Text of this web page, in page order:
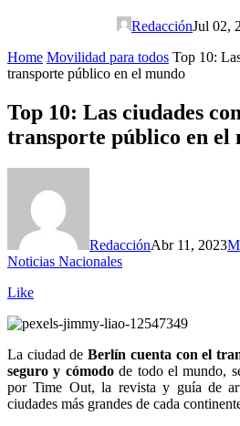
RedacciónJul 02,
Home Movilidad para todos Top 10:
transporte público en el mundo
Top 10: Las ciudades
transporte público en el
RedacciónAbr 11, 2023
Noticias Nacionales
Like
La ciudad deBerlín cuenta con el
seguro y cómodode todo el mundo,
por Time Out, la revista y guía de
ciudades más grandes de cada